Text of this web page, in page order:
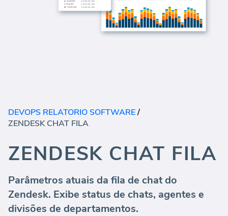
DEVOPS RELATORIO SOFTWARE/
ZENDESK CHAT FILA
ZENDESK CHAT FILA
Parâmetros atuais da fila de chat do
Zendesk. Exibe status de chats, agentes e
divisões de departamentos.